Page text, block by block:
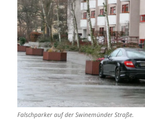
Falschparker auf der Swinemünder Straße.